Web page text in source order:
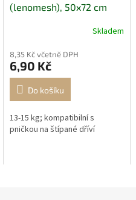
(lenomesh), 50x72 cm
Skladem
8,35 Kč včetně DPH
6,90 Kč
Do košíku
13-15 kg; kompatibilní s
pničkou na štípané dříví